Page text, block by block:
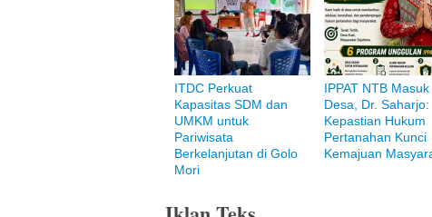
ITDC Perkuat
Kapasitas SDM dan
UMKM untuk
Pariwisata
Berkelanjutan di Golo
Mori
IPPAT NTB Masuk
Desa, Dr. Saharjo:
Kepastian Hukum
Pertanahan Kunci
Kemajuan
Bank Muamalat
Raih ketenangan dengan akses yang luas di